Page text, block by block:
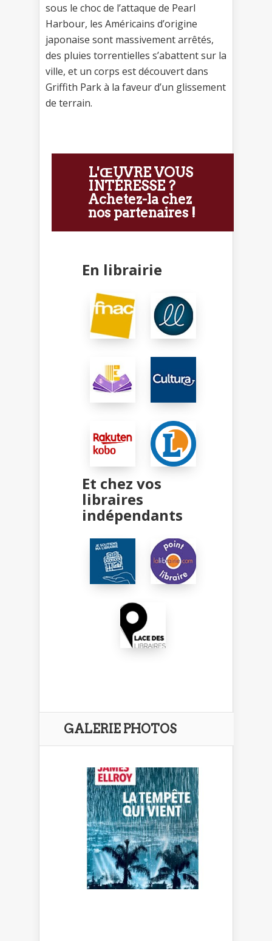
sous le choc de l’attaque de Pearl
Harbour, les Américains d’origine
japonaise sont massivement arrêtés,
des pluies torrentielles s’abattent sur la
ville, et un corps est découvert dans
Griffith Park à la faveur d’un glissement
de terrain.
L'ŒUVRE VOUS
INTÉRESSE ?
Achetez-la chez
nos partenaires !
En librairie
Et chez vos
libraires
indépendants
GALERIE PHOTOS